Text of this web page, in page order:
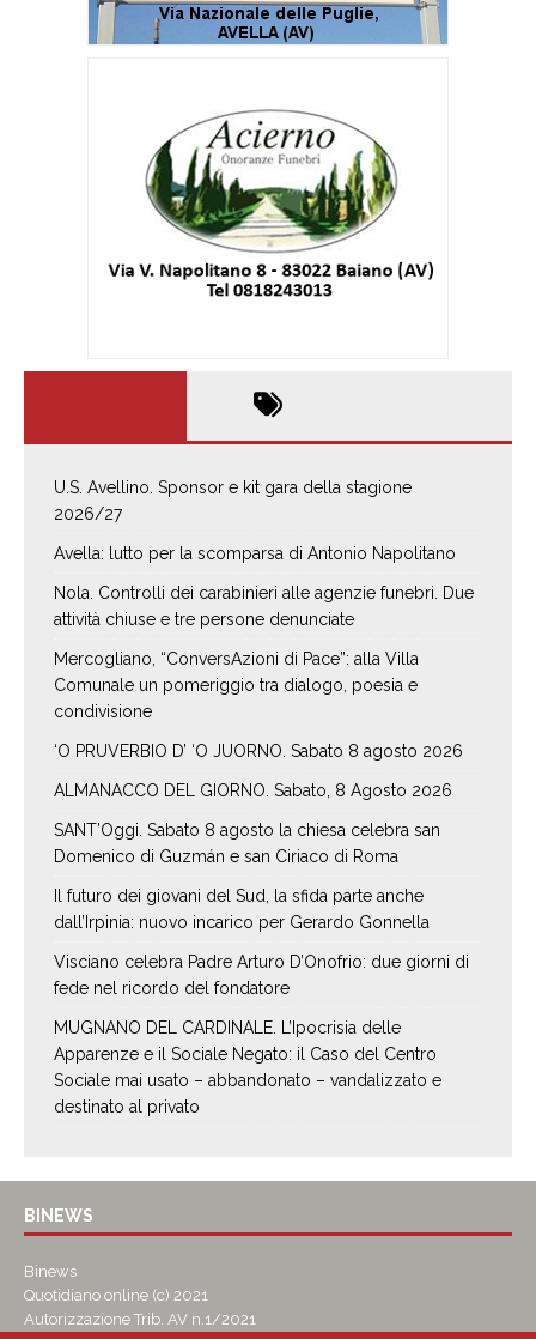
U.S. Avellino. Sponsor e kit gara della stagione
2026/27
Avella: lutto per la scomparsa di Antonio Napolitano
Nola. Controlli dei carabinieri alle agenzie funebri. Due
attività chiuse e tre persone denunciate
Mercogliano, “ConversAzioni di Pace”: alla Villa
Comunale un pomeriggio tra dialogo, poesia e
condivisione
‘O PRUVERBIO D’ ‘O JUORNO. Sabato 8 agosto 2026
ALMANACCO DEL GIORNO. Sabato, 8 Agosto 2026
SANT’Oggi. Sabato 8 agosto la chiesa celebra san
Domenico di Guzmán e san Ciriaco di Roma
Il futuro dei giovani del Sud, la sfida parte anche
dall’Irpinia: nuovo incarico per Gerardo Gonnella
Visciano celebra Padre Arturo D’Onofrio: due giorni di
fede nel ricordo del fondatore
MUGNANO DEL CARDINALE. L’Ipocrisia delle
Apparenze e il Sociale Negato: il Caso del Centro
Sociale mai usato – abbandonato – vandalizzato e
destinato al privato
BINEWS
Binews
Quotidiano online (c) 2021
Autorizzazione Trib. AV n.1/2021